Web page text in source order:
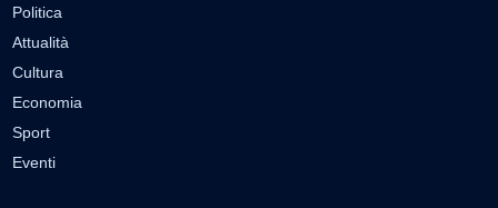
Politica
Attualità
Cultura
Economia
Sport
Eventi